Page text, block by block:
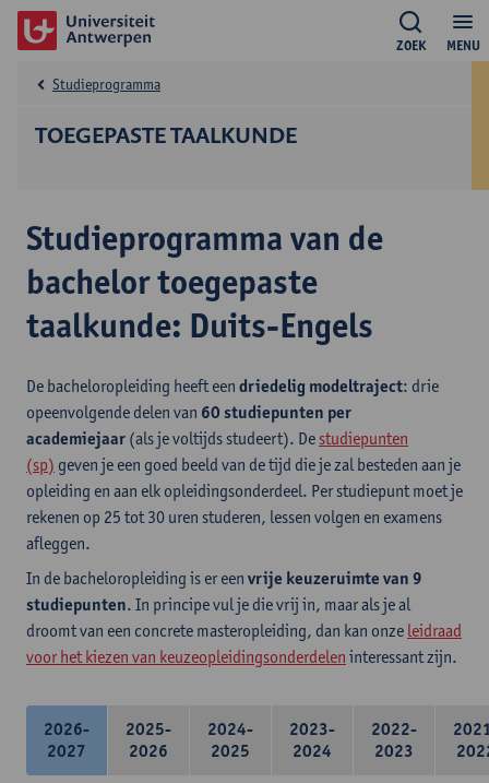
MENU
ZOEK
TOEGEPASTE TAALKUNDE
Studieprogramma
Studieprogramma van de
bachelor toegepaste
taalkunde: Duits-Engels
De bacheloropleiding heeft een driedelig modeltraject: drie
opeenvolgende delen van 60 studiepunten per
academiejaar (als je voltijds studeert). De studiepunten
(sp) geven je een goed beeld van de tijd die je zal besteden aan je
opleiding en aan elk opleidingsonderdeel. Per studiepunt moet je
rekenen op 25 tot 30 uren studeren, lessen volgen en examens
afleggen.
In de bacheloropleiding is er een vrije keuzeruimte van 9
studiepunten. In principe vul je die vrij in, maar als je al
droomt van een concrete masteropleiding, dan kan onze leidraad
voor het kiezen van keuzeopleidingsonderdelen interessant zijn.
2026-
2027
2025-
2026
2024-
2025
2023-
2024
2022-
2023